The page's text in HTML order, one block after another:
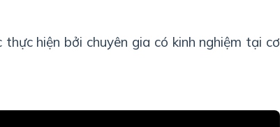
hiện bởi chuyên gia có kinh nghiệm tại cơ